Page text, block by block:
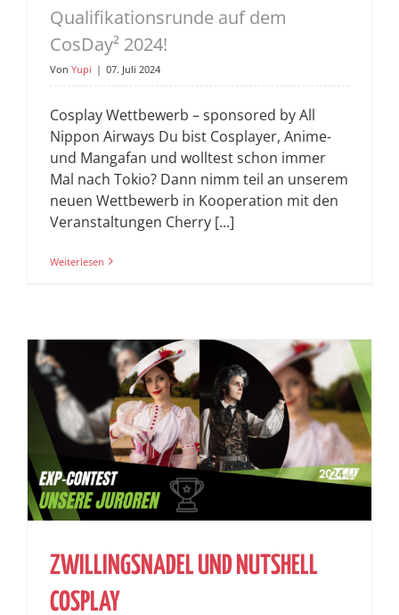
Qualifikationsrunde auf dem
CosDay² 2024!
Von Yupi | 07. Juli 2024
Cosplay Wettbewerb – sponsored by All
Nippon Airways Du bist Cosplayer, Anime-
und Mangafan und wolltest schon immer
Mal nach Tokio? Dann nimm teil an unserem
neuen Wettbewerb in Kooperation mit den
Veranstaltungen Cherry [...]
Weiterlesen
ZWILLINGSNADEL UND NUTSHELL
COSPLAY